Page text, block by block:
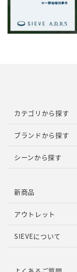
カテゴリから探す
ブランドから探す
シーンから探す
新商品
アウトレット
SIEVEについて